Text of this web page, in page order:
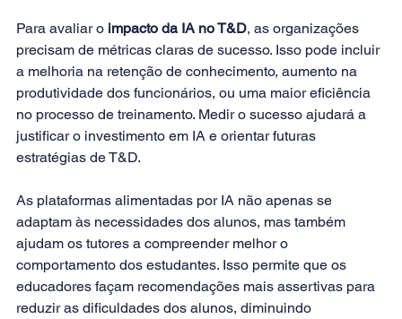
Para avaliar o impacto da IA no T&D, as organizações
precisam de métricas claras de sucesso. Isso pode incluir
a melhoria na retenção de conhecimento, aumento na
produtividade dos funcionários, ou uma maior eficiência
no processo de treinamento. Medir o sucesso ajudará a
justificar o investimento em IA e orientar futuras
estratégias de T&D.
As plataformas alimentadas por IA não apenas se
adaptam às necessidades dos alunos, mas também
ajudam os tutores a compreender melhor o
comportamento dos estudantes. Isso permite que os
educadores façam recomendações mais assertivas para
reduzir as dificuldades dos alunos, diminuindo